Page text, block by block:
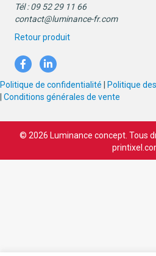
Tél : 09 52 29 11 66
contact@luminance-fr.com
Retour produit
Politique de confidentialité Politique
Conditions générales de vente
© 2026 Luminance concept. Tous